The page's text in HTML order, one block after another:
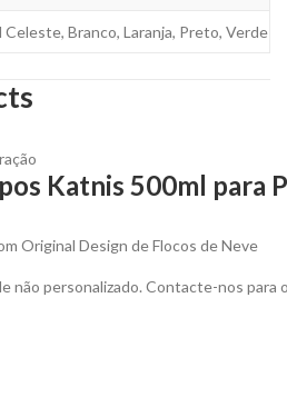
Celeste, Branco, Laranja, Preto, Verde
Katnis 500ml para
Original Design de Flocos de Neve
não personalizado. Contacte-nos